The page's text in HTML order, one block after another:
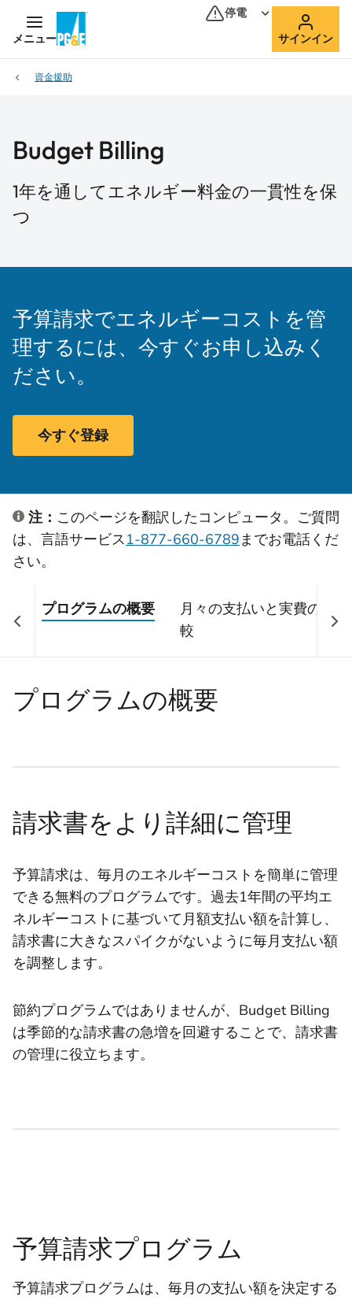
メニュー
停電
サインイン
資金援助
Budget Billing
1年を通してエネルギー料金の一貫性を保
つ
予算請求でエネルギーコストを管
理するには、今すぐお申し込みく
ださい。
今すぐ登録
注： このページを翻訳したコンピュータ。ご質問
は、言語サービス1-877-660-6789までお電話くだ
さい。
プログラムの概要
月々の支払いと実費の比
較
プログラムの概要
請求書をより詳細に管理
予算請求は、毎月のエネルギーコストを簡単に管理
できる無料のプログラムです。過去1年間の平均エ
ネルギーコストに基づいて月額支払い額を計算し、
請求書に大きなスパイクがないように毎月支払い額
を調整します。
節約プログラムではありませんが、Budget Billing
は季節的な請求書の急増を回避することで、請求書
の管理に役立ちます。
予算請求プログラム
予算請求プログラムは、毎月の支払い額を決定する